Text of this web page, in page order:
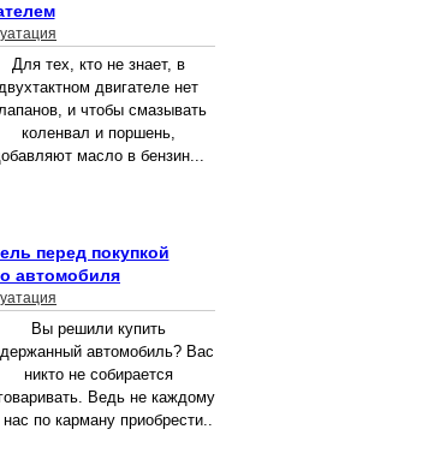
Для тех, кто не знает, в
двигателе нет
и чтобы смазывать
коленвал и поршень,
масло в бензин...
перед покупкой
автомобиля
Вы решили купить
автомобиль? Вас
никто не собирается
Ведь не каждому
нас по карману приобрести..